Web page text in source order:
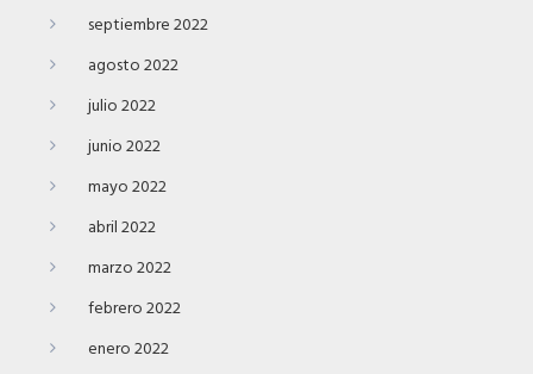
septiembre 2022
agosto 2022
julio 2022
junio 2022
mayo 2022
abril 2022
marzo 2022
febrero 2022
enero 2022